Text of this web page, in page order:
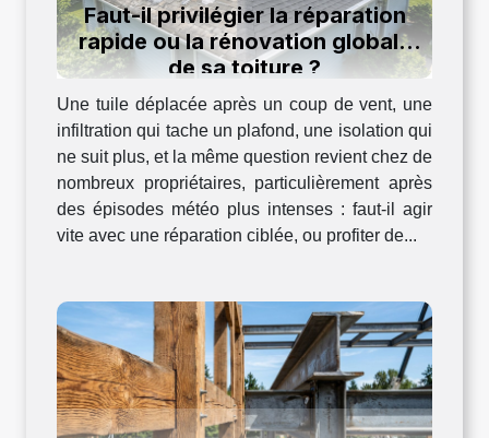
Faut-il privilégier la réparation
rapide ou la rénovation globale
de sa toiture ?
Une tuile déplacée après un coup de vent, une
infiltration qui tache un plafond, une isolation qui
ne suit plus, et la même question revient chez de
nombreux propriétaires, particulièrement après
des épisodes météo plus intenses : faut-il agir
vite avec une réparation ciblée, ou profiter de...